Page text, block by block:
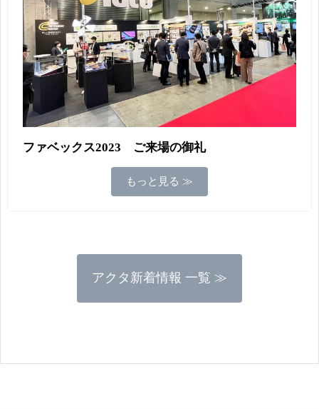
ファベックス2023 ご来場の御礼
もっと見る ≫
アクタ新着情報 一覧 ≫